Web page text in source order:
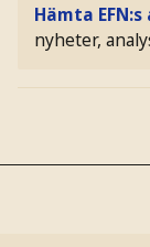
Hämta
nyheter,